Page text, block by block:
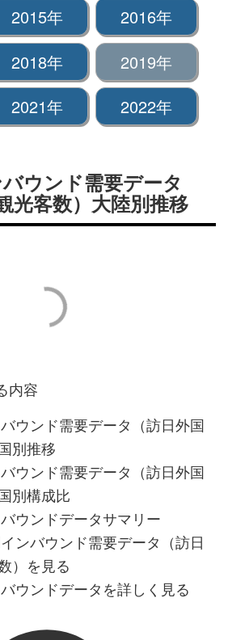
2015年
2016年
2018年
2019年
2021年 2022年
ウンド需要データ
光客数）大陸別推移
内容
ウンド需要データ（訪日外国
別推移
ウンド需要データ（訪日外国
別構成比
ウンドデータサマリー
ンバウンド需要データ（訪日
）を見る
ウンドデータを詳しく見る